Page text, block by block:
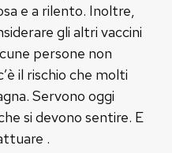
e a rilento. Inoltre,
gli altri vaccini
persone non
il rischio che molti
Servono oggi
si devono sentire. E
.